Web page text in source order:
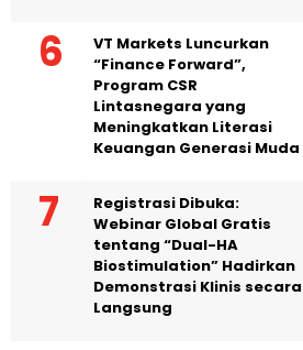
VT Markets Luncurkan
“Finance Forward”,
Program CSR
Lintasnegara yang
Meningkatkan Literasi
Keuangan Generasi Muda
Registrasi Dibuka:
Webinar Global Gratis
tentang “Dual-HA
Biostimulation” Hadirkan
Demonstrasi Klinis secara
Langsung